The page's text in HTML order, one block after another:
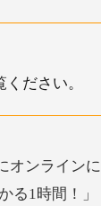
ください。
オンライン
る1時間！